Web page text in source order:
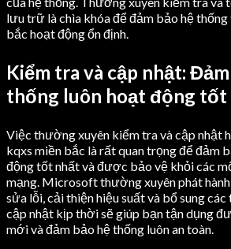
lưu trữ là chìa khóa để đảm bảo hệ
bắc hoạt động ổn định.
Kiểm tra và cập nhật:
thống luôn hoạt động tốt
Việc thường xuyên kiểm tra và cập nhật
kqxs miền bắc là rất quan trọng để đảm
động tốt nhất và được bảo vệ khỏi các
mạng. Microsoft thường xuyên phát
sửa lỗi, cải thiện hiệu suất và bổ sung
cập nhật kịp thời sẽ giúp bạn tận dụng
mới và đảm bảo hệ thống luôn an toàn.